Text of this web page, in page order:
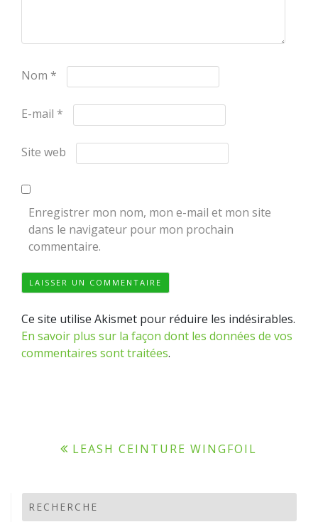
Nom *
E-mail *
Site web
Enregistrer mon nom, mon e-mail et mon site
dans le navigateur pour mon prochain
commentaire.
Ce site utilise Akismet pour réduire les indésirables.
En savoir plus sur la façon dont les données de vos
commentaires sont traitées.
Navigation
l’article
LEASH CEINTURE WINGFOIL
RECHERCHE